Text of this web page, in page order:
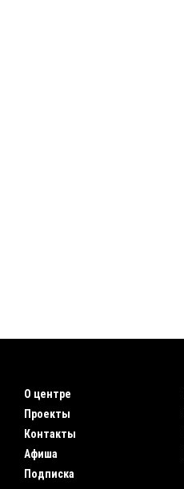
О центре
Проекты
Контакты
Афиша
Подписка